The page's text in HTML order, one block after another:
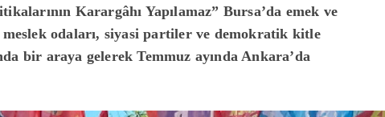
Karargâhı Yapılamaz” Bursa’da emek ve
odaları, siyasi partiler ve demokratik kitle
bir araya gelerek Temmuz ayında Ankara’da